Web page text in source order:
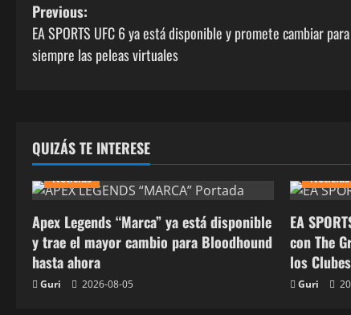
Previous:
EA SPORTS UFC 6 ya está disponible y promete cambiar para
siempre las peleas virtuales
QUIZÁS TE INTERESE
Noticias
Apex Legends “Marca” ya está disponible
y trae el mayor cambio para Bloodhound
hasta ahora
Guri 2026-08-05
Noticias
EA
con The
los Clubes
Guri